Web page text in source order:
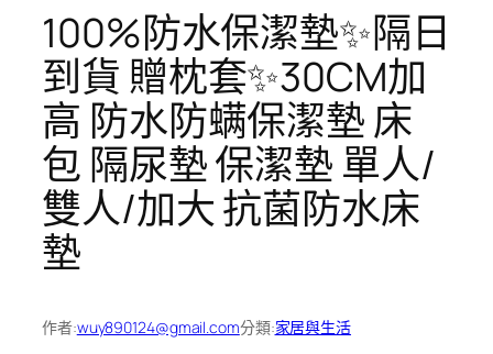
100%防水保潔墊✨隔日
到貨 贈枕套✨30CM加
高 防水防螨保潔墊 床
包 隔尿墊 保潔墊 單人/
雙人/加大 抗菌防水床
墊
作者:wuy890124@gmail.com分類:家居與生活